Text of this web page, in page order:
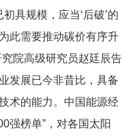
具规模，应当‘后破’的
此需要推动碳价有序升
院高级研究员赵廷辰告
发展已今非昔比，具备
术的能力。中国能源经
强榜单”，对各国太阳